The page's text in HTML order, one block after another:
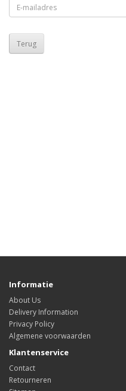
Terug
Informatie
About Us
Delivery Information
Privacy Policy
Algemene voorwaarden
Klantenservice
Contact
Retourneren